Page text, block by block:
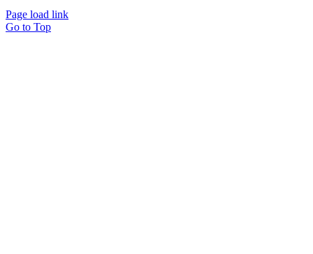
Page load link
Go to Top